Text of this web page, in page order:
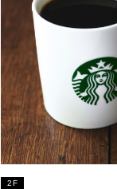
2F